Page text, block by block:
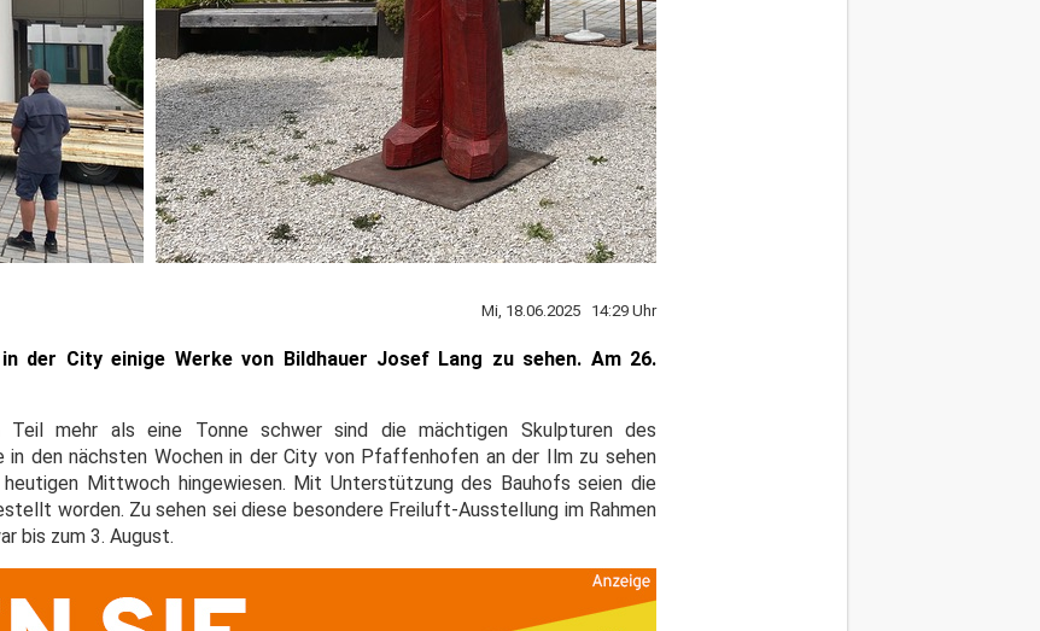
Mi, 18.06.2025 14:29 Uhr
der City einige Werke von Bildhauer Josef Lang zu sehen. Am 26.
mehr als eine Tonne schwer sind die mächtigen Skulpturen des
in den nächsten Wochen in der City von Pfaffenhofen an der Ilm zu sehen
Mittwoch hingewiesen. Mit Unterstützung des Bauhofs seien die
worden. Zu sehen sei diese besondere Freiluft-Ausstellung im Rahmen
bis zum 3. August.